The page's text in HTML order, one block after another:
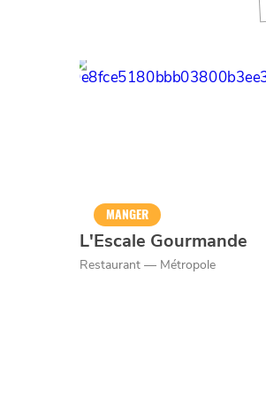
MANGER
L'Escale Gourmande
Restaurant — Métropole